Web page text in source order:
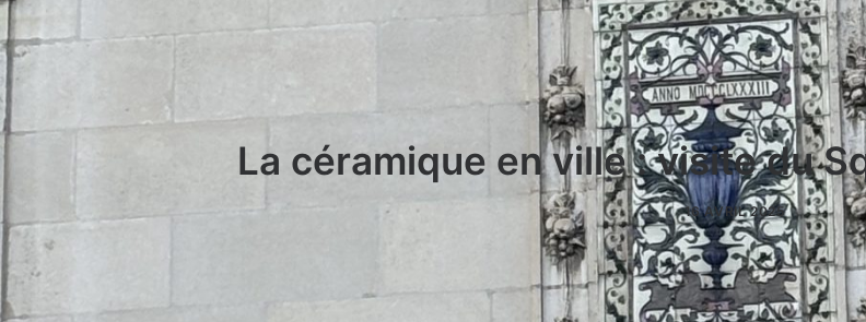
La céramique en ville : visite du
16 AVRIL 2025